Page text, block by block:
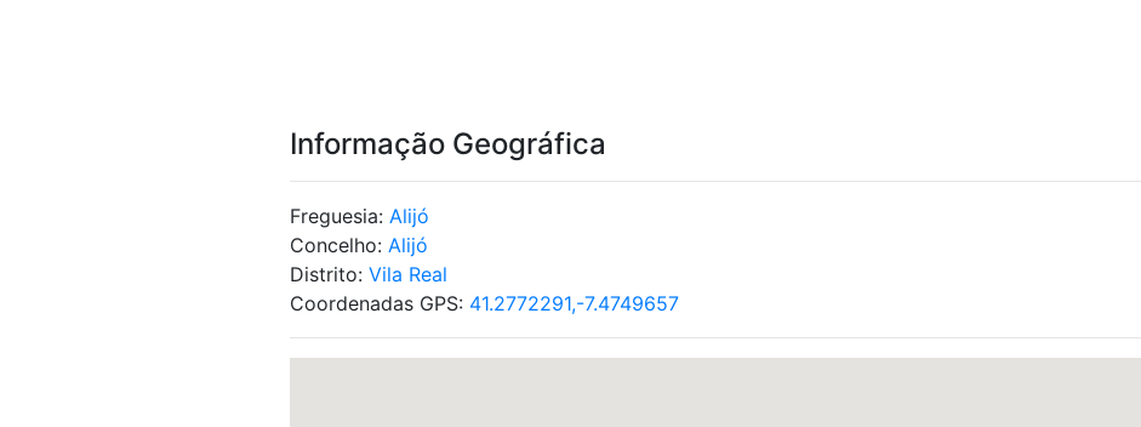
Informação Geográfica
Freguesia: Alijó
Concelho: Alijó
Distrito: Vila Real
Coordenadas GPS: 41.2772291,-7.4749657